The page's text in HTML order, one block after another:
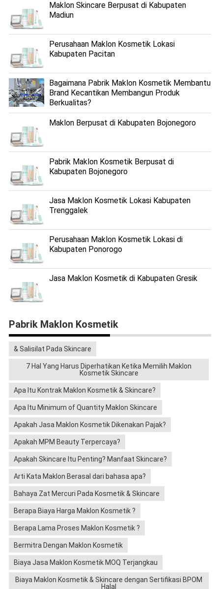
Maklon Skincare Berpusat di Kabupaten
Madiun
Perusahaan Maklon Kosmetik Lokasi
Kabupaten Pacitan
Bagaimana Pabrik Maklon Kosmetik Membantu
Brand Kecantikan Membangun Produk
Berkualitas?
Maklon Berpusat di Kabupaten Bojonegoro
Pabrik Maklon Kosmetik Berpusat di
Kabupaten Bojonegoro
Jasa Maklon Kosmetik Lokasi Kabupaten
Trenggalek
Perusahaan Maklon Kosmetik Lokasi di
Kabupaten Ponorogo
Jasa Maklon Kosmetik di Kabupaten Gresik
Pabrik Maklon Kosmetik
& Salisilat Pada Skincare
7 Hal Yang Harus Diperhatikan Ketika Memilih Maklon
Kosmetik Skincare
Apa Itu Kontrak Maklon Kosmetik & Skincare?
Apa Itu Minimum of Quantity Maklon Skincare
Apakah Jasa Maklon Kosmetik Dikenakan Pajak?
Apakah MPM Beauty Terpercaya?
Apakah Skincare Itu Penting? Manfaat Skincare?
Arti Kata Maklon Berasal dari bahasa apa?
Bahaya Zat Mercuri Pada Kosmetik & Skincare
Berapa Biaya Harga Maklon Kosmetik ?
Berapa Lama Proses Maklon Kosmetik ?
Bermitra Dengan Maklon Kosmetik
Biaya Jasa Maklon Kosmetik MOQ Terjangkau
Biaya Maklon Kosmetik & Skincare dengan Sertifikasi BPOM
Halal